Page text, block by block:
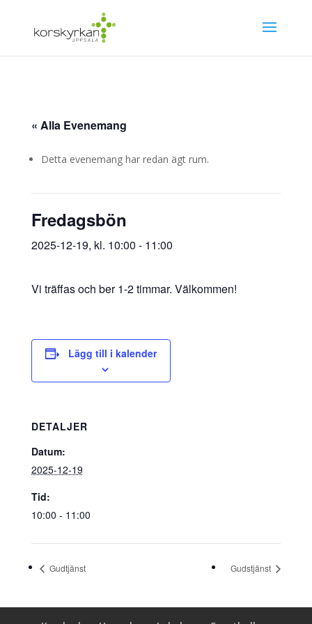
« Alla Evenemang
Detta evenemang har redan ägt rum.
Fredagsbön
2025-12-19, kl. 10:00 - 11:00
Vi träffas och ber 1-2 timmar. Välkommen!
Lägg till i kalender
DETALJER
Datum:
2025-12-19
Tid:
10:00 - 11:00
Gudtjänst Gudstjänst